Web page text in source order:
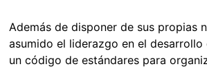
Además de disponer de sus propias
asumido el liderazgo en el
un código de estándares para